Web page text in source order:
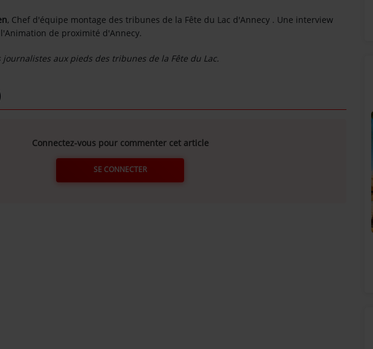
, Chef d'équipe montage des tribunes de la Fête du Lac d'Annecy . Une interview
de proximité d'Annecy.
journalistes aux pieds des tribunes de la Fête du Lac.
Connectez-vous pour commenter cet article
SE CONNECTER